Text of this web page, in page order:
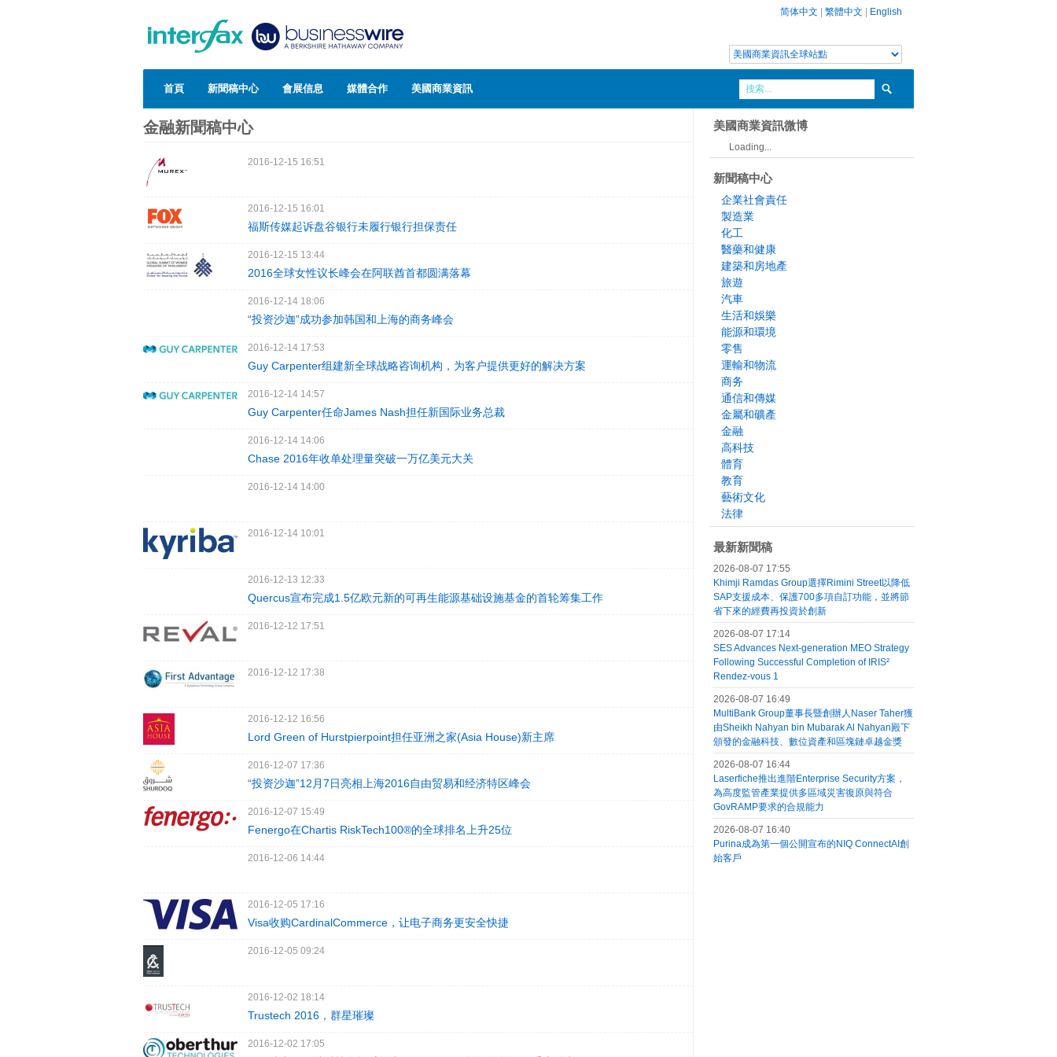
简体中文 繁體中文 English
首頁 新聞稿中心 會展信息 媒體合作 美國商業資訊
金融新聞稿中心
2016-12-15 16:51
2016-12-15 16:01
福斯传媒起诉盘谷银行未履行银行担保责任
2016-12-15 13:44
2016全球女性议长峰会在阿联酋首都圆满落幕
2016-12-14 18:06
“投资沙迦”成功参加韩国和上海的商务峰会
2016-12-14 17:53
Guy Carpenter组建新全球战略咨询机构，为客户提供更好的解决方案
2016-12-14 14:57
Guy Carpenter任命James Nash担任新国际业务总裁
2016-12-14 14:06
Chase 2016年收单处理量突破一万亿美元大关
2016-12-14 14:00
2016-12-14 10:01
2016-12-13 12:33
Quercus宣布完成1.5亿欧元新的可再生能源基础设施基金的首轮筹集工作
2016-12-12 17:51
2016-12-12 17:38
2016-12-12 16:56
Lord Green of Hurstpierpoint担任亚洲之家(Asia House)新主席
2016-12-07 17:36
“投资沙迦”12月7日亮相上海2016自由贸易和经济特区峰会
2016-12-07 15:49
Fenergo在Chartis RiskTech100®的全球排名上升25位
2016-12-06 14:44
2016-12-05 17:16
Visa收购CardinalCommerce，让电子商务更安全快捷
2016-12-05 09:24
2016-12-02 18:14
Trustech 2016，群星璀璨
2016-12-02 17:05
美國商業資訊微博
Loading...
新聞稿中心
企業社會責任
製造業
化工
醫藥和健康
建築和房地產
旅遊
汽車
生活和娛樂
能源和環境
零售
運輸和物流
商务
通信和傳媒
金屬和礦產
金融
高科技
體育
教育
藝術文化
法律
最新新聞稿
2026-08-07 17:55
Khimji Ramdas Group選擇Rimini Street以降低
SAP支援成本、保護700多項自訂功能，並將節
省下來的經費再投資於創新
2026-08-07 17:14
SES Advances Next-generation MEO Strategy
Following Successful Completion of IRIS²
Rendez-vous 1
2026-08-07 16:49
MultiBank Group董事長暨創辦人Naser Taher獲
由Sheikh Nahyan bin Mubarak Al Nahyan殿下
頒發的金融科技、數位資產和區塊鏈卓越金獎
2026-08-07 16:44
Laserfiche推出進階Enterprise Security方案，
為高度監管產業提供多區域災害復原與符合
GovRAMP要求的合規能力
2026-08-07 16:40
Purina成為第一個公開宣布的NIQ ConnectAI創
始客戶